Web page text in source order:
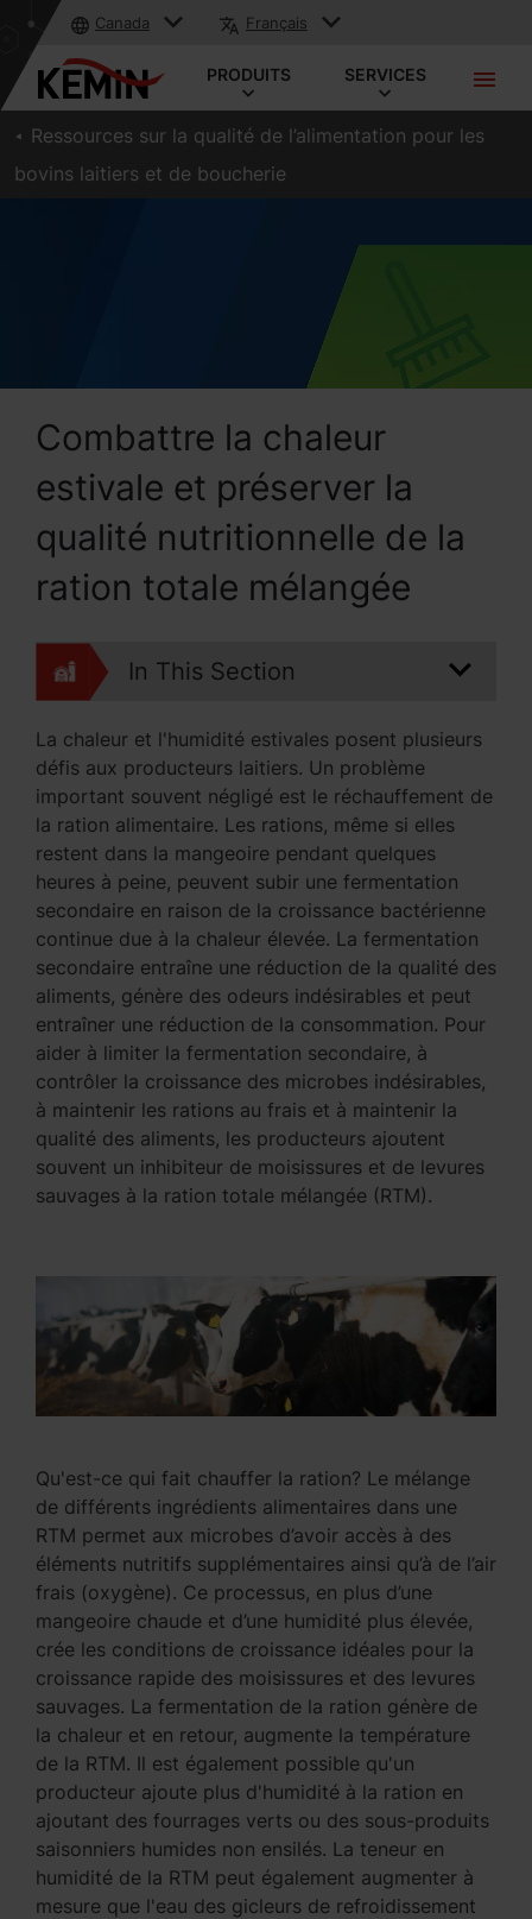
Canada Français
PRODUITS SERVICES
Ressources sur la qualité de l’alimentation pour les
bovins laitiers et de boucherie
Combattre la chaleur
estivale et préserver la
qualité nutritionnelle de la
ration totale mélangée
In This Section
La chaleur et l'humidité estivales posent plusieurs
défis aux producteurs laitiers. Un problème
important souvent négligé est le réchauffement de
la ration alimentaire. Les rations, même si elles
restent dans la mangeoire pendant quelques
heures à peine, peuvent subir une fermentation
secondaire en raison de la croissance bactérienne
continue due à la chaleur élevée. La fermentation
secondaire entraîne une réduction de la qualité des
aliments, génère des odeurs indésirables et peut
entraîner une réduction de la consommation. Pour
aider à limiter la fermentation secondaire, à
contrôler la croissance des microbes indésirables,
à maintenir les rations au frais et à maintenir la
qualité des aliments, les producteurs ajoutent
souvent un inhibiteur de moisissures et de levures
sauvages à la ration totale mélangée (RTM).
Qu'est-ce qui fait chauffer la ration? Le mélange
de différents ingrédients alimentaires dans une
RTM permet aux microbes d’avoir accès à des
éléments nutritifs supplémentaires ainsi qu’à de l’air
frais (oxygène). Ce processus, en plus d’une
mangeoire chaude et d’une humidité plus élevée,
crée les conditions de croissance idéales pour la
croissance rapide des moisissures et des levures
sauvages. La fermentation de la ration génère de
la chaleur et en retour, augmente la température
de la RTM. Il est également possible qu'un
producteur ajoute plus d'humidité à la ration en
ajoutant des fourrages verts ou des sous-produits
saisonniers humides non ensilés. La teneur en
humidité de la RTM peut également augmenter à
mesure que l'eau des gicleurs de refroidissement